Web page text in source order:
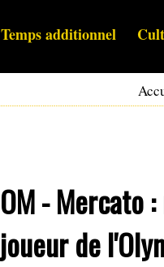
Temps additionnel
OM - Mercato
joueur de